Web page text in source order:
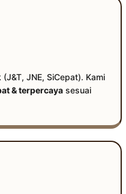
JNE, SiCepat). Kami
& terpercaya sesuai